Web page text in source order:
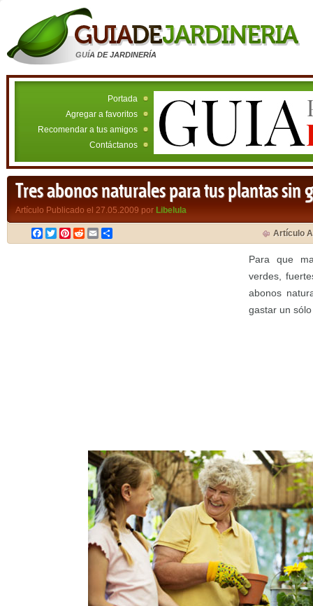
GUÍA DE JARDINERÍA
Portada
Agregar a favoritos
Recomendar a tus amigos
Contáctanos
Tres abonos naturales para tus plantas sin
Artículo Publicado el 27.05.2009 por Libelula
Facebook
TwitterPinterest
RedditEmail Artículo
Para que
verdes,
abonos
gastar un